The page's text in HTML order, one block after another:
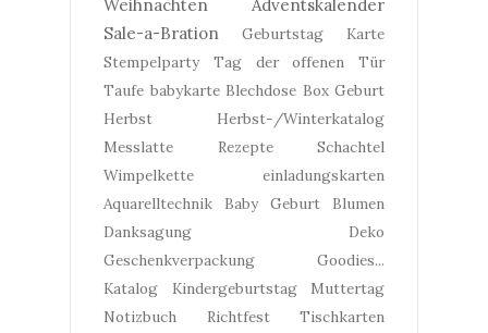
Weihnachten
Adventskalender
Sale-a-Bration
Geburtstag
Karte
Stempelparty
Tag der offenen Tür
Taufe babykarte Blechdose Box Geburt
Herbst
Herbst-/Winterkatalog
Messlatte
Rezepte
Schachtel
Wimpelkette
einladungskarten
Aquarelltechnik
Baby Geburt
Blumen
Danksagung
Deko
Geschenkverpackung
Goodies...
Katalog
Kindergeburtstag
Muttertag
Notizbuch
Richtfest Tischkarten